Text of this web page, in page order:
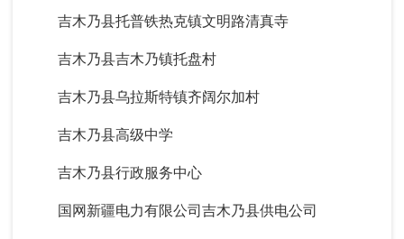
吉木乃县托普铁热克镇文明路清真寺
吉木乃县吉木乃镇托盘村
吉木乃县乌拉斯特镇齐阔尔加村
吉木乃县高级中学
吉木乃县行政服务中心
国网新疆电力有限公司吉木乃县供电公司